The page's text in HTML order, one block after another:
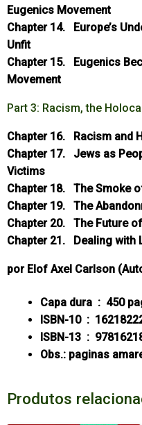
Eugenics Movement
Chapter 14. Europe’s
Unfit
Chapter 15. Eugenics
Movement
Part 3: Racism, the
Chapter 16. Racism and
Chapter 17. Jews as
Victims
Chapter 18. The Smoke
Chapter 19. The
Chapter 20. The Future
Chapter 21. Dealing with
por Elof Axel Carlson
Capa dura ‏ : ‎ 450
ISBN-10 ‏ : ‎
ISBN-13 ‏ : ‎
Obs.: paginas
Produtos